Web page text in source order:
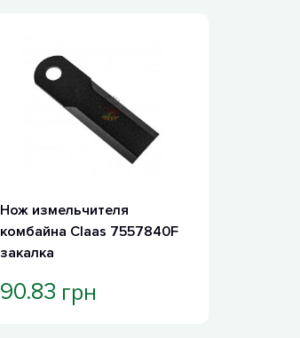
Нож измельчителя
комбайна Claas 7557840F
закалка
90.83 грн